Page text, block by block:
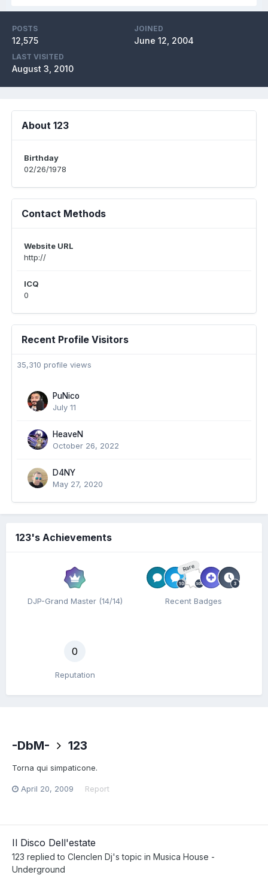
POSTS
12,575
JOINED
June 12, 2004
LAST VISITED
August 3, 2010
About 123
Birthday
02/26/1978
Contact Methods
Website URL
http://
ICQ
0
Recent Profile Visitors
35,310 profile views
PuNico
July 11
HeaveN
October 26, 2022
D4NY
May 27, 2020
123's Achievements
DJP-Grand Master (14/14)
Rare
Recent Badges
0
Reputation
-DbM- 123
Torna qui simpaticone.
April 20, 2009 Report
Il Disco Dell'estate
123 replied to Clenclen Dj's topic in Musica House -
Underground